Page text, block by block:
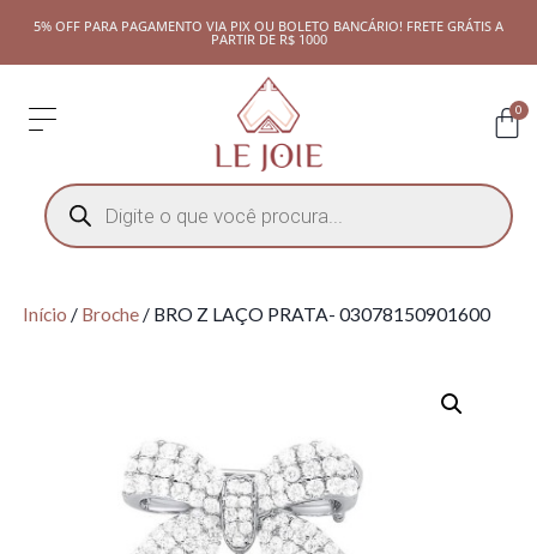
5% OFF PARA PAGAMENTO VIA PIX OU BOLETO BANCÁRIO! FRETE GRÁTIS A
PARTIR DE R$ 1000
0
Início / Broche/ BRO Z LAÇO PRATA- 03078150901600